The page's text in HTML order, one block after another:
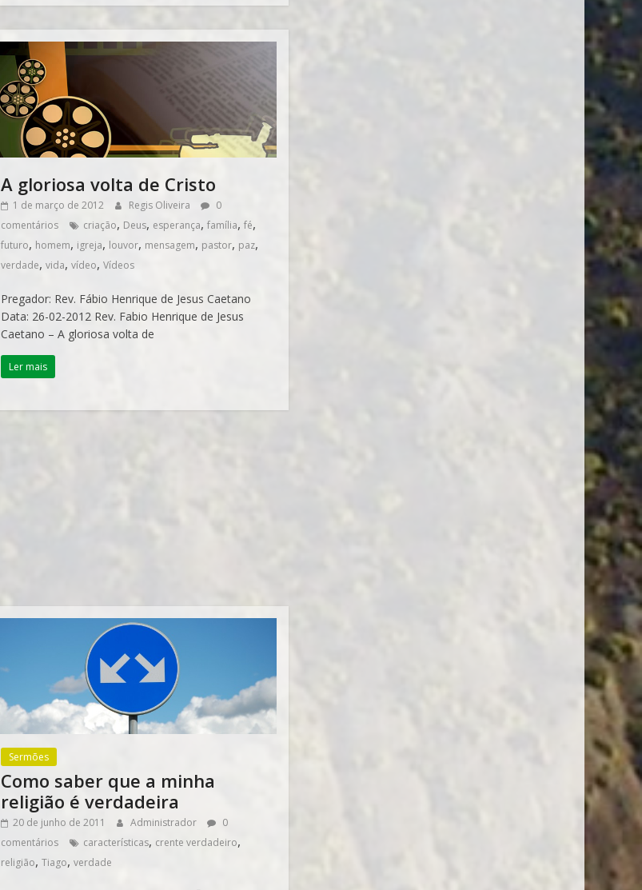
A gloriosa volta de Cristo
1 de março de 2012 Regis Oliveira
0
comentários
criação, Deus, esperança,família,fé,
futuro, homem, igreja, louvor, mensagem, pastor, paz,
verdade,vida,vídeo,Vídeos
Pregador: Rev. Fábio Henrique de Jesus Caetano
Data: 26-02-2012 Rev. Fabio Henrique de Jesus
Caetano – A gloriosa volta de
Ler mais
Sermões
Como saber que a minha
religião é verdadeira
20 de junho de 2011 Administrador
0
comentários
características, crente verdadeiro,
religião,Tiago,verdade